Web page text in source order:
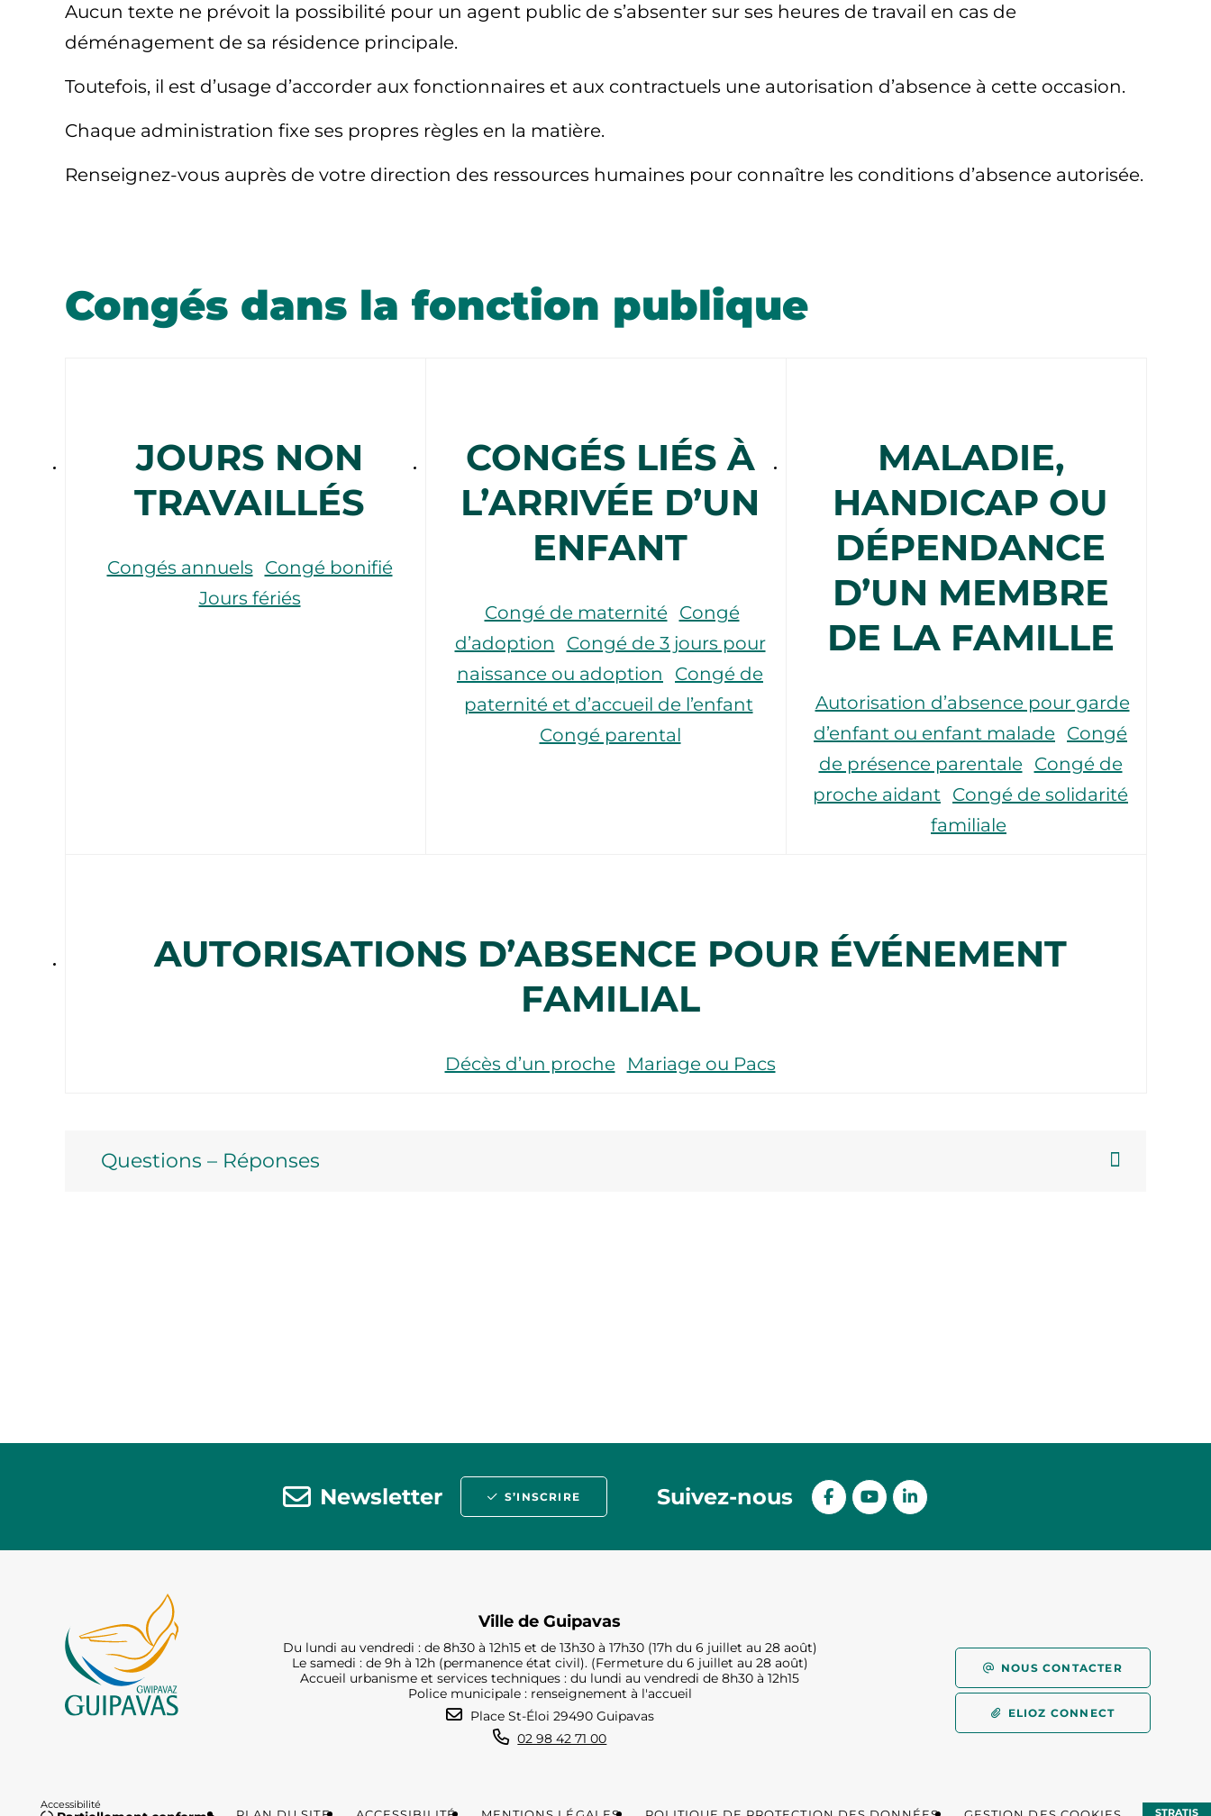
Aucun texte ne prévoit la possibilité pour un agent public de s’absenter sur ses heures de travail en cas de
déménagement de sa résidence principale.
Toutefois, il est d’usage d’accorder aux fonctionnaires et aux contractuels une autorisation d’absence à cette occasion.
Chaque administration fixe ses propres règles en la matière.
Renseignez-vous auprès de votre direction des ressources humaines pour connaître les conditions d’absence autorisée.
Congés dans la fonction publique
JOURS NON
TRAVAILLÉS
Congés annuels
Congé bonifié
Jours fériés
CONGÉS LIÉS À
L’ARRIVÉE D’UN
ENFANT
Congé de maternité
Congé
d’adoption
Congé de 3 jours pour
naissance ou adoption
Congé de
paternité et d’accueil de l’enfant
Congé parental
MALADIE,
HANDICAP OU
DÉPENDANCE
D’UN MEMBRE
DE LA FAMILLE
Autorisation d’absence pour garde
d’enfant ou enfant malade Congé
de présence parentale
Congé de
proche aidant Congé de solidarité
familiale
AUTORISATIONS D’ABSENCE POUR ÉVÉNEMENT
FAMILIAL
Décès d’un proche Mariage ou Pacs
Questions – Réponses
Newsletter S’INSCRIRE Suivez-nous
Ville de Guipavas
Du lundi au vendredi : de 8h30 à 12h15 et de 13h30 à 17h30 (17h du 6 juillet au 28 août)
Le samedi : de 9h à 12h (permanence état civil). (Fermeture du 6 juillet au 28 août)
Accueil urbanisme et services techniques : du lundi au vendredi de 8h30 à 12h15
Police municipale : renseignement à l'accueil
Place St-Éloi 29490 Guipavas
02 98 42 71 00
NOUS CONTACTER
ELIOZ CONNECT
Accessibilité
STRATIS